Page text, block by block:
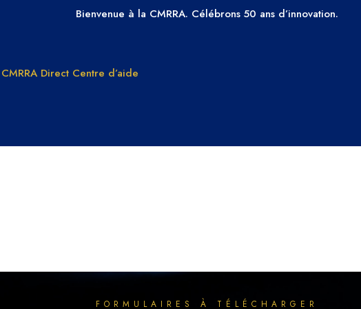
Bienvenue à la CMRRA. Célébrons 50 ans d’innovation.
CMRRA Direct Centre d’aide
FORMULAIRES À TÉLÉCHARGER